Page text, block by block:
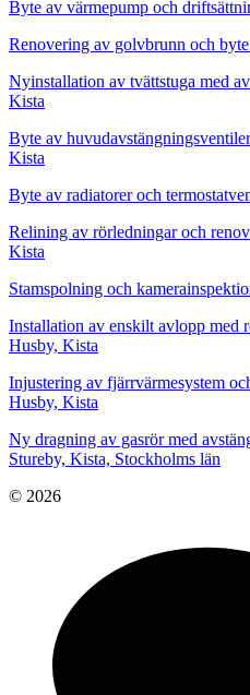
Byte av värmepump och
Renovering av golvbrunn och
Nyinstallation av tvättstuga med
Kista
Byte av
Kista
Byte av radiatorer och
Relining av rörledningar och
Kista
Stamspolning och
Installation av enskilt avlopp med
Husby, Kista
Injustering av fjärrvärmesystem
Husby, Kista
Ny dragning av gasrör med
Stureby, Kista, Stockholms län
© 2026